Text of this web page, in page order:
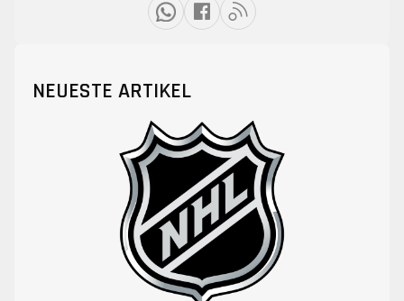
NEUESTE ARTIKEL